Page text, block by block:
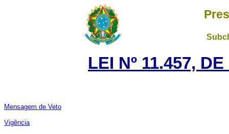
LEI Nº 11.457,
Mensagem de Veto
Vigência